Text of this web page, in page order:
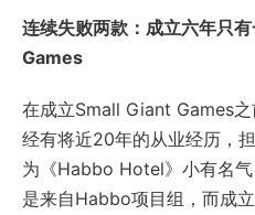
连续失败两款：成立六年只
Games
在成立Small Giant Games
经有将近20年的从业经历，
为《Habbo Hotel》小有名
是来自Habbo项目组，而成